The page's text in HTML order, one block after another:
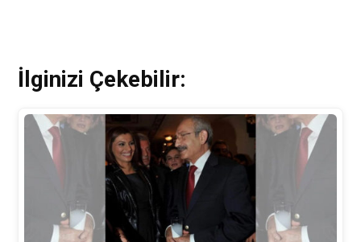
İlginizi Çekebilir: